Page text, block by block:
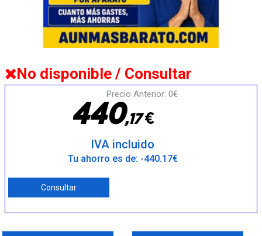
No disponible / Consultar
Precio Anterior: 0€
440,17€
IVA incluido
Tu ahorro es de: -440.17€
Consultar